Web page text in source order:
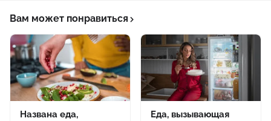
Вам может понравиться
Названа еда,
Еда, вызывающая